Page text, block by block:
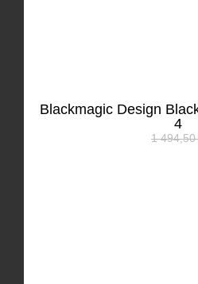
Blackmagic Design
4
1 494,50